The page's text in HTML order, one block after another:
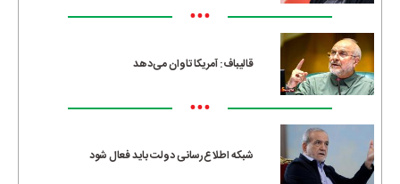
•••
قالیباف: آمریکا تاوان می‌دهد
•••
شبکه اطلاع‌رسانی دولت باید فعال شود